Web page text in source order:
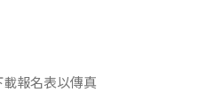
報名表以傳真